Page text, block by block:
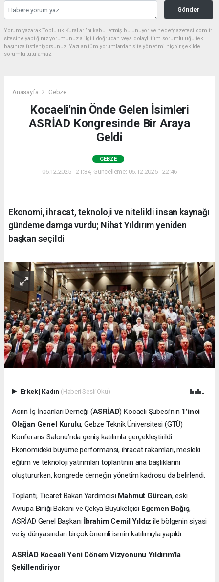
Gönder
Yorum yazarak Topluluk Kuralları’nı kabul etmiş bulunuyor ve hedefgazetesi.com.tr
sitesine yaptığınız yorumunuzla ilgili doğrudan veya dolaylı tüm sorumluluğu tek
başınıza üstleniyorsunuz. Yazılan tüm yorumlardan site yönetimi hiçbir şekilde
sorumlu tutulamaz.
Anasayfa Gebze
Kocaeli'nin Önde Gelen İsimleri
ASRİAD Kongresinde Bir Araya
Geldi
GEBZE
06.12.2025 - 21:34, Güncelleme: 06.12.2025 - 22:46
Ekonomi, ihracat, teknoloji ve nitelikli insan kaynağı
gündeme damga vurdu; Nihat Yıldırım yeniden
başkan seçildi
Erkek| Kadın (Haberi Sesli Oku)
Asrın İş İnsanları Derneği (ASRİAD) Kocaeli Şubesi’nin 1’inci
Olağan Genel Kurulu, Gebze Teknik Üniversitesi (GTÜ)
Konferans Salonu’nda geniş katılımla gerçekleştirildi.
Ekonomideki büyüme performansı, ihracat rakamları, mesleki
eğitim ve teknoloji yatırımları toplantının ana başlıklarını
oluştururken, kongrede derneğin yönetim kadrosu da belirlendi.
Toplantı, Ticaret Bakan Yardımcısı Mahmut Gürcan, eski
Avrupa Birliği Bakanı ve Çekya Büyükelçisi Egemen Bağış,
ASRİAD Genel Başkanı İbrahim Cemil Yıldız ile bölgenin siyasi
ve iş dünyasından birçok önemli ismin katılımıyla yapıldı.
ASRİAD Kocaeli Yeni Dönem Vizyonunu Yıldırım’la
Şekillendiriyor